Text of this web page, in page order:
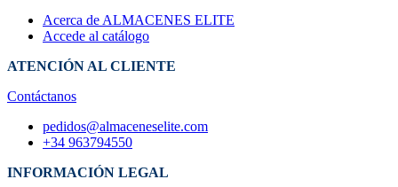
Acerca de ALMACENES ELITE
Accede al catálogo
ATENCIÓN AL CLIENTE
Contáctanos
pedidos@almaceneselite.com
+34 963794550
INFORMACIÓN LEGAL